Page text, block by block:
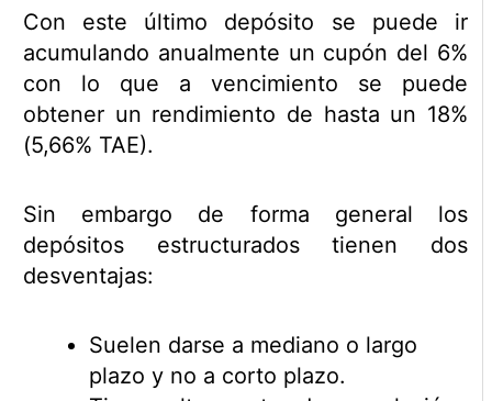
Con este último depósito se puede ir
acumulando anualmente un cupón del 6%
con lo que a vencimiento se puede
obtener un rendimiento de hasta un 18%
(5,66% TAE).
Sin embargo de forma general los
depósitos estructurados tienen dos
desventajas:
Suelen darse a mediano o largo
plazo y no a corto plazo.